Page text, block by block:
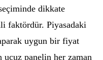
dikkate
faktördür. Piyasadaki
uygun bir fiyat
ucuz panelin her zaman